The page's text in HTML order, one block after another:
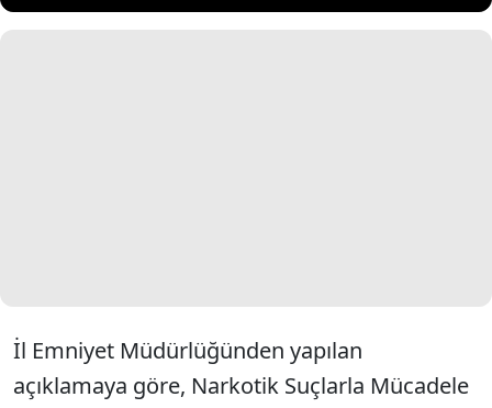
İl Emniyet Müdürlüğünden yapılan
açıklamaya göre, Narkotik Suçlarla Mücadele